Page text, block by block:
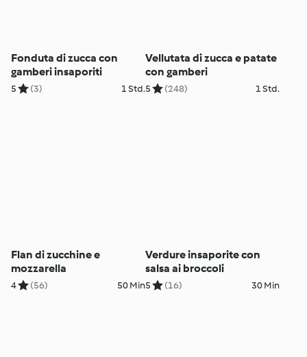
Fonduta di zucca con
gamberi insaporiti
5 (3) 1 Std.
Vellutata di zucca e patate
con gamberi
5 (248) 1 Std.
Flan di zucchine e
mozzarella
4 (56) 50 Min
Verdure insaporite con
salsa ai broccoli
5 (16) 30 Min